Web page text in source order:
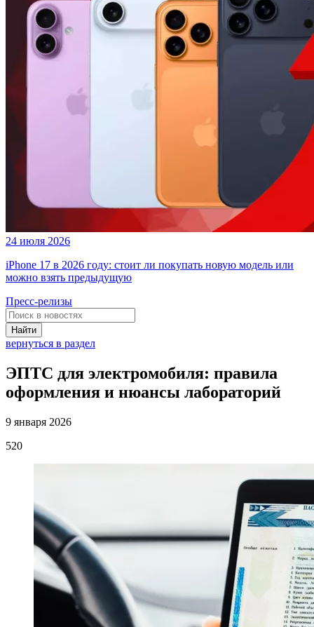
24 июля 2026
iPhone 17 в 2026 году: стоит ли покупать новую модель или
можно взять предыдущую
Пресс-релизы
Найти
вернуться в раздел
ЭПТС для электромобиля: правила
оформления и нюансы лабораторий
9 января 2026
520